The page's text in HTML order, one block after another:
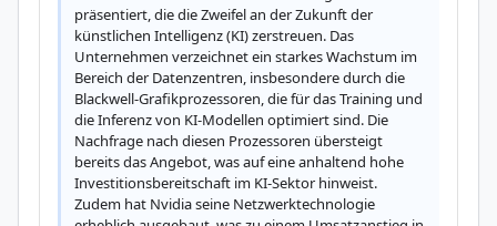
präsentiert, die die Zweifel an der Zukunft der
künstlichen Intelligenz (KI) zerstreuen. Das
Unternehmen verzeichnet ein starkes Wachstum im
Bereich der Datenzentren, insbesondere durch die
Blackwell-Grafikprozessoren, die für das Training und
die Inferenz von KI-Modellen optimiert sind. Die
Nachfrage nach diesen Prozessoren übersteigt
bereits das Angebot, was auf eine anhaltend hohe
Investitionsbereitschaft im KI-Sektor hinweist.
Zudem hat Nvidia seine Netzwerktechnologie